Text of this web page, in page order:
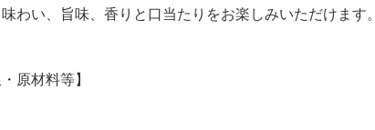
わい、旨味、香りと口当たりをお楽しみいただけます。
原材料等】